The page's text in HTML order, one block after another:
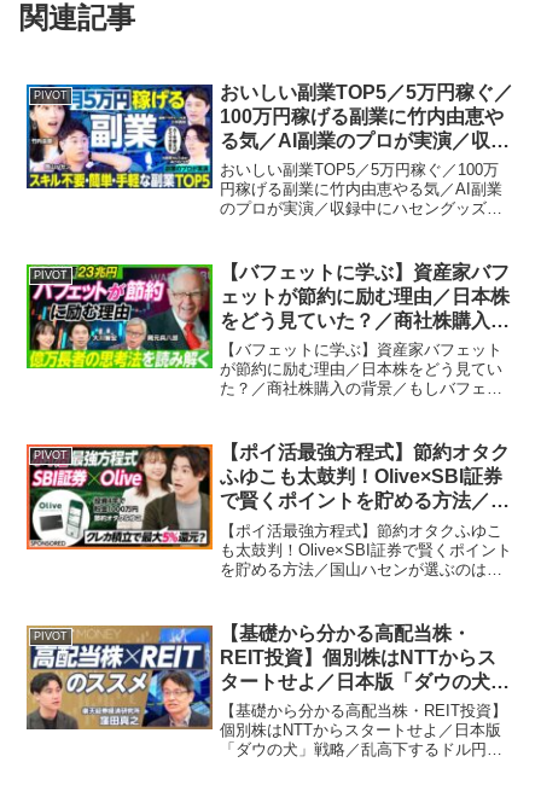
関連記事
PIVOT
おいしい副業TOP5／5万円稼ぐ／
100万円稼げる副業に竹内由恵や
る気／AI副業のプロが実演／収録
中にハセングッズを制作・販売し
てみた／ スキル不要で簡単／ス
キル活かしてガッツリ【PIVOT】
おいしい副業TOP5／5万円稼ぐ／100万
円稼げる副業に竹内由恵やる気／AI副業
のプロが実演／収録中にハセングッズを
ジネス映像メディア「PIVOT」の
YouTub...
PIVOT
【バフェットに学ぶ】資産家バフ
ェットが節約に励む理由／日本株
をどう見ていた？／商社株購入の
背景／もしバフェットが2026年
に投資するなら？／専門家厳選の
27銘柄／大川智宏×岡元兵八郎
【バフェットに学ぶ】資産家バフェット
が節約に励む理由／日本株をどう見てい
た？／商社株購入の背景／もしバフェッ
【PIVOT】ビジネス映像メディア
「PIVOT」のYouT...
PIVOT
【ポイ活最強方程式】節約オタク
ふゆこも太鼓判！Olive×SBI証券
で賢くポイントを貯める方法／国
山ハセンが選ぶのは？ポイントが
最も貯まるタイプ別オススメカー
ド【PIVOT】
【ポイ活最強方程式】節約オタクふゆこ
も太鼓判！Olive×SBI証券で賢くポイント
を貯める方法／国山ハセンが選ぶのは？
ム】※紹介される方にて、紹介コードは
「SF...
PIVOT
【基礎から分かる高配当株・
REIT投資】個別株はNTTからス
タートせよ／日本版「ダウの犬」
戦略／乱高下するドル円相場／減
配にならない銘柄の3条件
【PIVOT】
【基礎から分かる高配当株・REIT投資】
個別株はNTTからスタートせよ／日本版
「ダウの犬」戦略／乱高下するドル円相